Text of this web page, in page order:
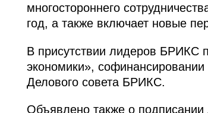
многостороннего
год, а также включает новые
В присутствии лидеров БРИКС
экономики»,
Делового совета БРИКС.
Объявлено также о